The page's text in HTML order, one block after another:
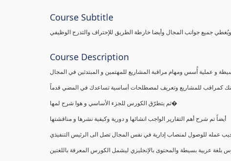
Course Subtitle
جميع جوانب المجال وأيضا خارطة الطريق للإحتراف والتدرج الوظيفي
Course Description
و عملية أُسس ومهام مراقبة المشاريع للمهتمين و المبتدئين في المجال
منك كمراقب للمشاريع وتعريف لمصطلحات أساسية تساعدك في المضي قدماً
ثم يتطرّق الكورس للجزء الأساسي و هوا شرح لمها�
أيضاً تم شرح أهم التقارير الواجب انشائها و دورية وكيفية نشرها و مناقشتها
يجيب عمله للوصول لمنصاب إدارية في نفس المجال تصل الى الرئيس التنفيذي
بلغة عربية بسيطة والمحتوى بالإنجليزي ليشمل الكورس المعرفة باللغتين